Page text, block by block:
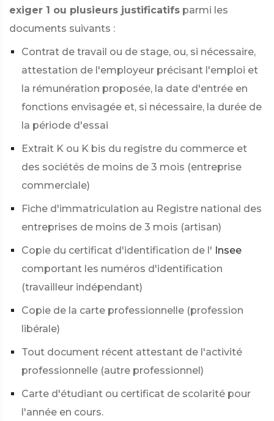
exiger 1 ou plusieurs justificatifs parmi les
documents suivants :
Contrat de travail ou de stage, ou, si nécessaire,
attestation de l'employeur précisant l'emploi et
la rémunération proposée, la date d'entrée en
fonctions envisagée et, si nécessaire, la durée de
la période d'essai
Extrait K ou K bis du registre du commerce et
des sociétés de moins de 3 mois (entreprise
commerciale)
Fiche d'immatriculation au Registre national des
entreprises de moins de 3 mois (artisan)
Copie du certificat d'identification de l' Insee
comportant les numéros d'identification
(travailleur indépendant)
Copie de la carte professionnelle (profession
libérale)
Tout document récent attestant de l'activité
professionnelle (autre professionnel)
Carte d'étudiant ou certificat de scolarité pour
l'année en cours.